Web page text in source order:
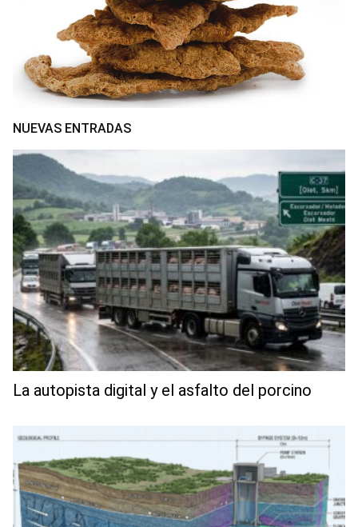
NUEVAS ENTRADAS
La autopista digital y el asfalto del porcino